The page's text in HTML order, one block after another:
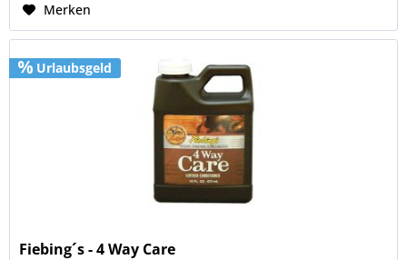
Merken
Urlaubsgeld
Fiebing´s - 4 Way Care